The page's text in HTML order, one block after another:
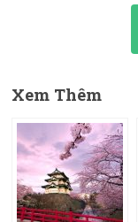
Xem Thêm